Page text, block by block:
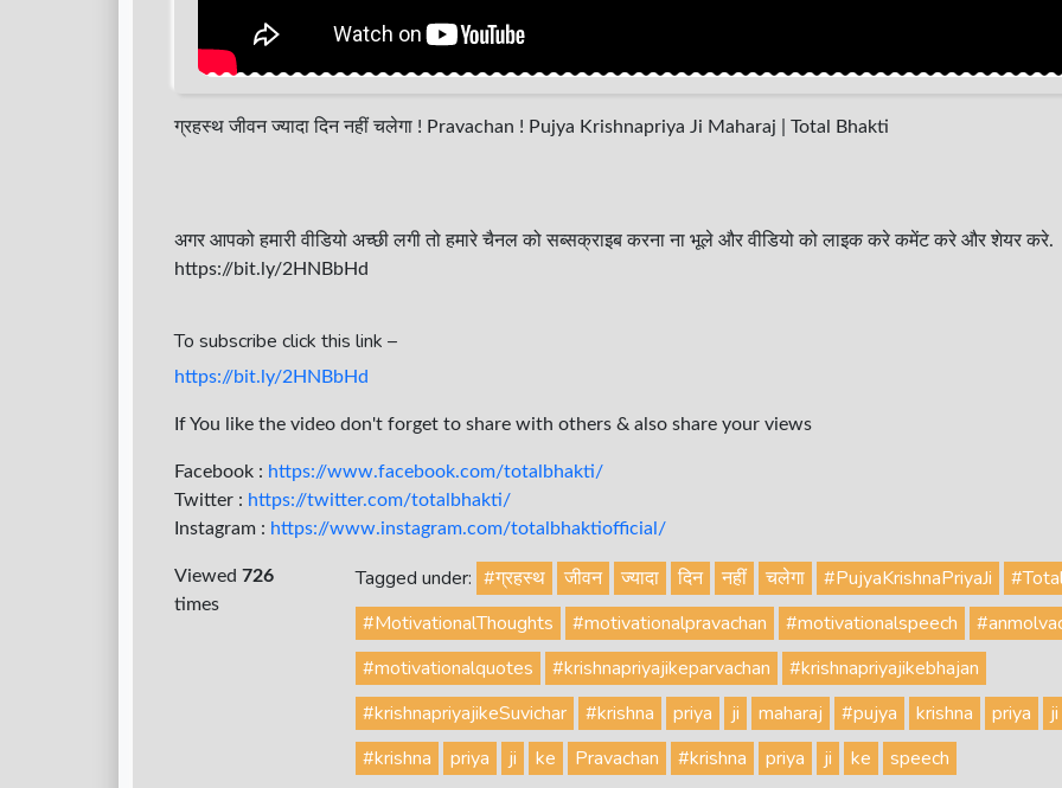
ग्रहस्थ जीवन ज्यादा दिन नहीं चलेगा ! Pravachan ! Pujya Krishnapriya Ji Maharaj | Total Bhakti
अगर आपको हमारी वीडियो अच्छी लगी तो हमारे चैनल को सब्सक्राइब करना ना भूले और वीडियो को लाइक करे कमेंट करे और शेयर करे.
https://bit.ly/2HNBbHd
To subscribe click this link –
https://bit.ly/2HNBbHd
If You like the video don't forget to share with others & also share your views
Facebook : https://www.facebook.com/totalbhakti/
Twitter : https://twitter.com/totalbhakti/
Instagram : https://www.instagram.com/totalbhaktiofficial/
Viewed 726
times
Tagged under: #ग्रहस्थ जीवन ज्यादा दिन नहीं चलेगा #PujyaKrishnaPriyaJi
#MotivationalThoughts
#motivationalpravachan #motivationalspeech
#motivationalquotes
#krishnapriyajikeparvachan
#krishnapriyajikebhajan
#krishnapriyajikeSuvichar
#krishna priya ji maharaj #pujya krishna priya
ji
#krishna
priya ji ke Pravachan #krishna priya ji ke speech